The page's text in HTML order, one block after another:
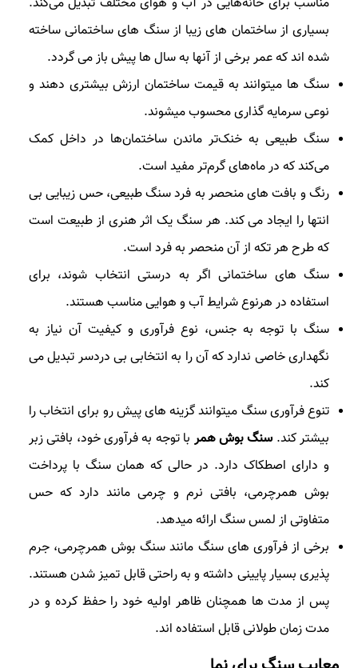
بسیاری از ساختمان های زیبا از سنگ های ساختمانی ساخته
شده اند که عمر برخی از آنها به سال ها پیش باز می گردد.
سنگ ها میتوانند به قیمت ساختمان ارزش بیشتری دهند و
نوعی سرمایه گذاری محسوب میشوند.
سنگ طبیعی به خنک‌تر ماندن ساختمان‌ها در داخل کمک
می‌کند که در ماه‌های گرم‌تر مفید است.
رنگ و بافت های منحصر به فرد سنگ طبیعی، حس زیبایی بی
انتها را ایجاد می کند. هر سنگ یک اثر هنری از طبیعت است
که طرح هر تکه از آن منحصر به فرد است.
سنگ های ساختمانی اگر به درستی انتخاب شوند، برای
استفاده در هرنوع شرایط آب و هوایی مناسب هستند.
سنگ با توجه به جنس، نوع فرآوری و کیفیت آن نیاز به
نگهداری خاصی ندارد که آن را به انتخابی بی دردسر تبدیل می
کند.
تنوع فرآوری سنگ میتوانند گزینه های پیش رو برای انتخاب را
بیشتر کند. سنگ بوش همر با توجه به فرآوری خود، بافتی زبر
و دارای اصطکاک دارد. در حالی که همان سنگ با پرداخت
بوش همرچرمی، بافتی نرم و چرمی مانند دارد که حس
متفاوتی از لمس سنگ ارائه میدهد.
برخی از فرآوری های سنگ مانند سنگ بوش همرچرمی، جرم
پذیری بسیار پایینی داشته و به راحتی قابل تمیز شدن هستند.
پس از مدت ها همچنان ظاهر اولیه خود را حفظ کرده و در
مدت زمان طولانی قابل استفاده اند.